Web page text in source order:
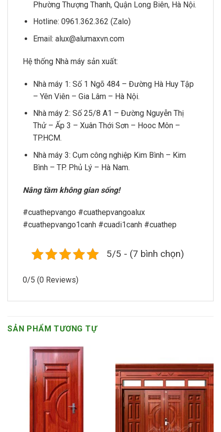
Phường Thượng Thanh, Quận Long Biên, Hà Nội.
Hotline: 0961.362.362 (Zalo)
Email: alux@alumaxvn.com
Hệ thống Nhà máy sản xuất:
Nhà máy 1: Số 1 Ngõ 484 – Đường Hà Huy Tập
– Yên Viên – Gia Lâm – Hà Nội.
Nhà máy 2: Số 25/8 A1 – Đường Nguyễn Thị
Thử – Ấp 3 – Xuân Thới Sơn – Hooc Môn –
TP.HCM.
Nhà máy 3: Cụm công nghiệp Kim Bình – Kim
Bình – TP. Phủ Lý – Hà Nam.
Nâng tầm không gian sống!
#cuathepvango #cuathepvangoalux
#cuathepvango1canh #cuadi1canh #cuathep
5/5 - (7 bình chọn)
0/5 (0 Reviews)
SẢN PHẨM TƯƠNG TỰ